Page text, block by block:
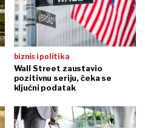
biznis i politika
Wall Street zaustavio
pozitivnu seriju, čeka se
ključni podatak